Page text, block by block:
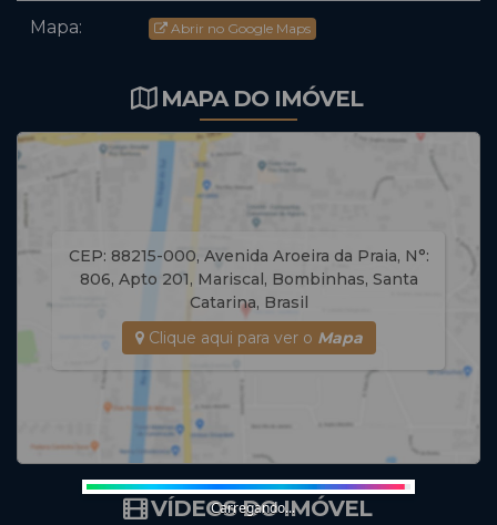
Mapa: Abrir no Google Maps
MAPA DO IMÓVEL
CEP: 88215-000, Avenida Aroeira da Praia, N°:
806, Apto 201, Mariscal, Bombinhas, Santa
Catarina, Brasil
Clique aqui para ver o Mapa
VÍDEOS DO IMÓVEL
Carregando...